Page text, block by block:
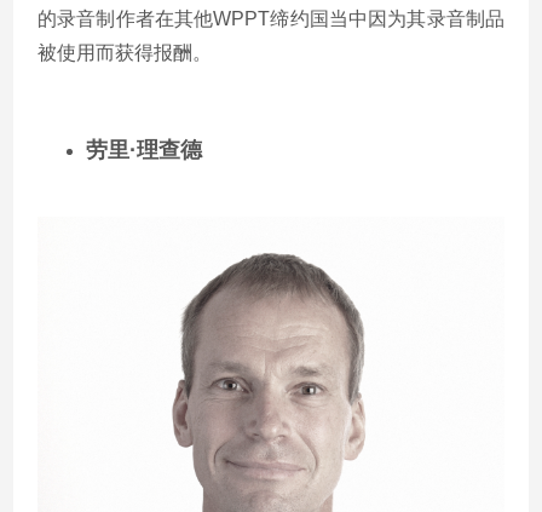
的录音制作者在其他WPPT缔约国当中因为其录音制品
被使用而获得报酬。
劳里·理查德